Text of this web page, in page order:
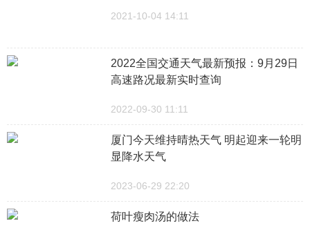
2021-10-04 14:11
2022全国交通天气最新预报：9月29日
高速路况最新实时查询
2022-09-30 11:11
厦门今天维持晴热天气 明起迎来一轮明
显降水天气
2023-06-29 22:20
荷叶瘦肉汤的做法